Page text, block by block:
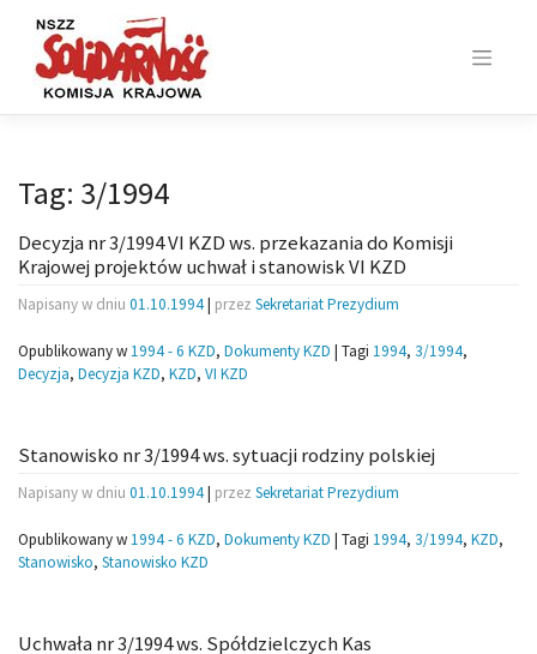
content
Tag: 3/1994
Decyzja nr 3/1994 VI KZD ws. przekazania do Komisji
Krajowej projektów uchwał i stanowisk VI KZD
Napisany w dniu 01.10.1994| przez Sekretariat Prezydium
Opublikowany w 1994 - 6 KZD, Dokumenty KZD | Tagi 1994, 3/1994,
Decyzja, Decyzja KZD, KZD, VI KZD
Stanowisko nr 3/1994 ws. sytuacji rodziny polskiej
Napisany w dniu 01.10.1994| przez Sekretariat Prezydium
Opublikowany w 1994 - 6 KZD, Dokumenty KZD | Tagi 1994, 3/1994, KZD,
Stanowisko, Stanowisko KZD
Uchwała nr 3/1994 ws. Spółdzielczych Kas